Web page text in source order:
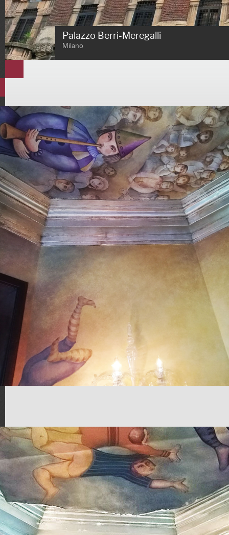
Palazzo Berri-Meregalli
Milano